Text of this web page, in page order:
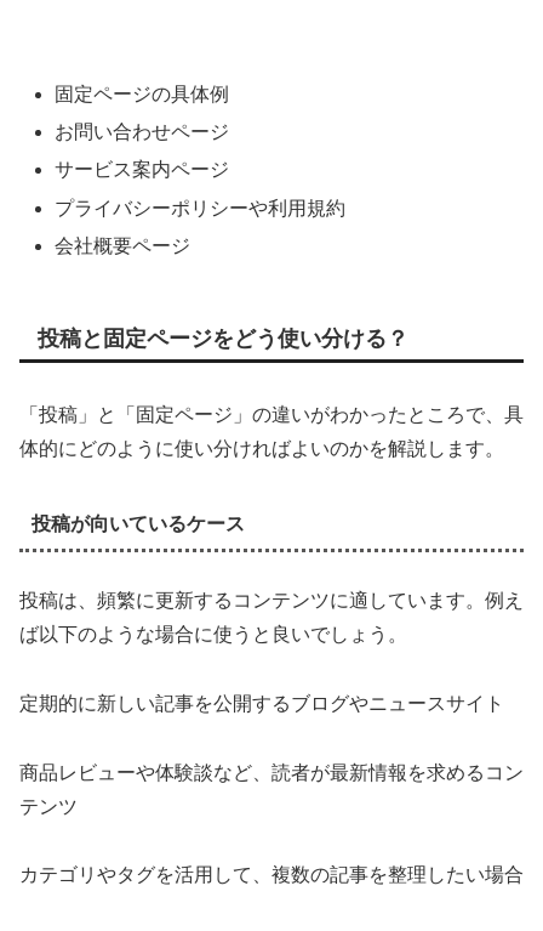
固定ページの具体例
お問い合わせページ
サービス案内ページ
プライバシーポリシーや利用規約
会社概要ページ
投稿と固定ページをどう使い分ける？
「投稿」と「固定ページ」の違いがわかったところで、具
体的にどのように使い分ければよいのかを解説します。
投稿が向いているケース
投稿は、頻繁に更新するコンテンツに適しています。例え
ば以下のような場合に使うと良いでしょう。
定期的に新しい記事を公開するブログやニュースサイト
商品レビューや体験談など、読者が最新情報を求めるコン
テンツ
カテゴリやタグを活用して、複数の記事を整理したい場合